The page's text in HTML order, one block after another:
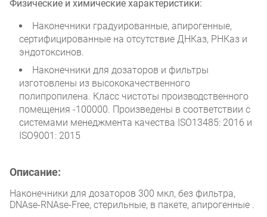
Физические и химические характеристики:
Наконечники градуированные, апирогенные,
сертифицированные на отсутствие ДНКаз, РНКаз и
эндотоксинов.
Наконечники для дозаторов и фильтры
изготовлены из высококачественного
полипропилена. Класс чистоты производственного
помещения -100000. Произведены в соответствии с
системами менеджмента качества ISO13485: 2016 и
ISO9001: 2015
Описание:
Наконечники для дозаторов 300 мкл, без фильтра,
DNAse-RNAse-Free, стерильные, в пакете, апирогенные .